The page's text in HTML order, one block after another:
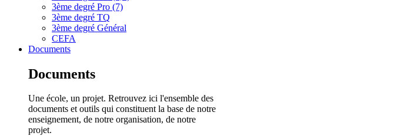
3ème degré Pro (7)
3ème degré TQ
3ème degré Général
CEFA
Documents
Documents
Une école, un projet. Retrouvez ici l'ensemble des
documents et outils qui constituent la base de notre
enseignement, de notre organisation, de notre
projet.